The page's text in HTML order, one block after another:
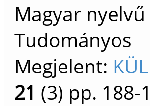
Magyar
Tudományos
Megjelent:
21 (3) pp. 188-